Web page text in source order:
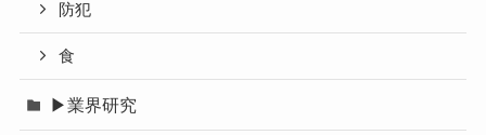
防犯
食
▶業界研究